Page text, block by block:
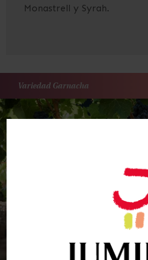
Monastrell y Syrah.
Variedad Garnacha